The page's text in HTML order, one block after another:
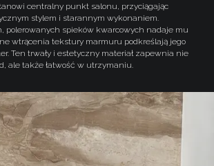
centralny punkt salonu, przyciągając
stylem i starannym wykonaniem.
polerowanych spieków kwarcowych nadaje mu
wtrącenia tekstury marmuru podkreślają jego
Ten trwały i estetyczny materiał zapewnia nie
ale także łatwość w utrzymaniu.